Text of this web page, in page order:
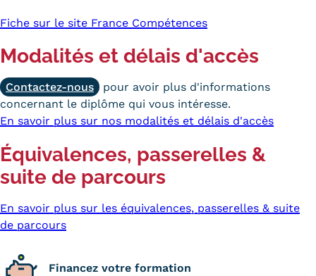
Fiche sur le site France Compétences
Modalités et délais d'accès
Contactez-nous
pour avoir plus d'informations
concernant le diplôme qui vous intéresse.
En savoir plus sur nos modalités et délais d'accès
Équivalences, passerelles &
suite de parcours
En savoir plus sur les équivalences, passerelles & suite
de parcours
Financez votre formation